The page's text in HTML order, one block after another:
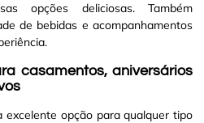
opções deliciosas. Também
de bebidas e acompanhamentos
.
casamentos, aniversários
opção para qualquer tipo